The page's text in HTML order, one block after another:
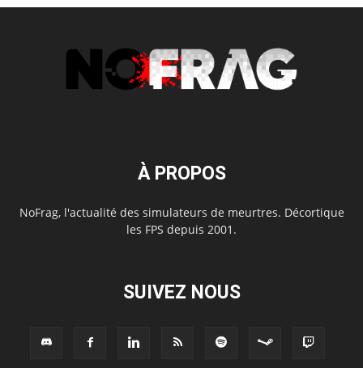
À PROPOS
NoFrag, l'actualité des simulateurs de meurtres. Décortique
les FPS depuis 2001.
SUIVEZ NOUS